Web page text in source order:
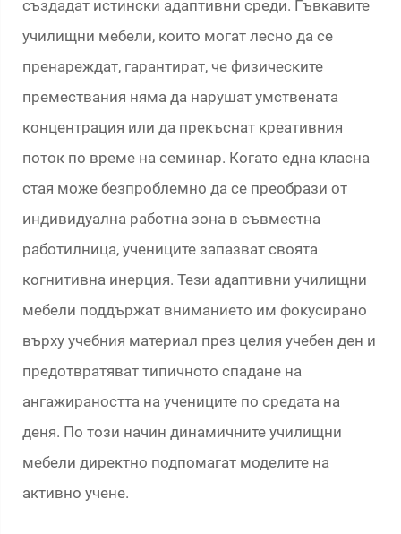
създадат истински адаптивни среди. Гъвкавите
училищни мебели, които могат лесно да се
пренареждат, гарантират, че физическите
премествания няма да нарушат умствената
концентрация или да прекъснат креативния
поток по време на семинар. Когато една класна
стая може безпроблемно да се преобрази от
индивидуална работна зона в съвместна
работилница, учениците запазват своята
когнитивна инерция. Тези адаптивни училищни
мебели поддържат вниманието им фокусирано
върху учебния материал през целия учебен ден и
предотвратяват типичното спадане на
ангажираността на учениците по средата на
деня. По този начин динамичните училищни
мебели директно подпомагат моделите на
активно учене.